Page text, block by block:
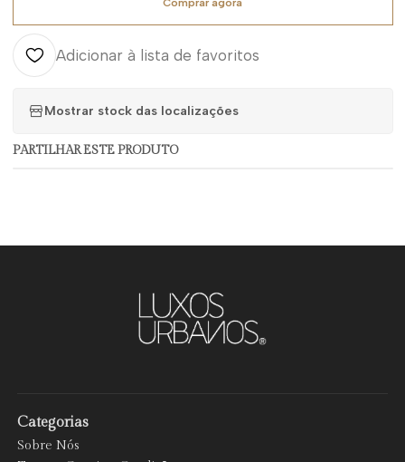
Adicionar à lista de favoritos
Mostrar stock das localizações
PARTILHAR ESTE PRODUTO
Categorias
Sobre Nós